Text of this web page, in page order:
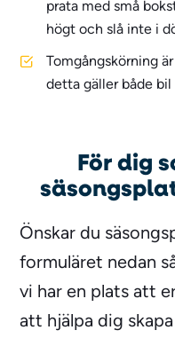
prata med små
högt och slå inte i
Tomgångskörning
detta gäller både
För dig
Önskar du
formuläret nedan
vi har en plats att
att hjälpa dig